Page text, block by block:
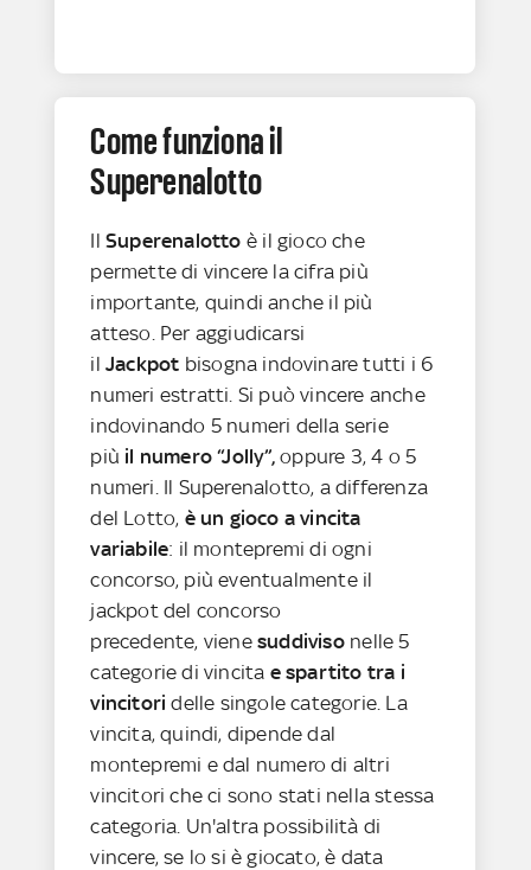
Come funziona il
Superenalotto
IlSuperenalotto è il gioco che
permette di vincere la cifra più
importante, quindi anche il più
atteso. Per aggiudicarsi
ilJackpot bisogna indovinare tutti i 6
numeri estratti. Si può vincere anche
indovinando 5 numeri della serie
più il numero “Jolly”,oppure 3, 4 o 5
numeri. Il Superenalotto, a differenza
del Lotto, è un gioco a vincita
variabile: il montepremi di ogni
concorso, più eventualmente il
jackpot del concorso
precedente, vienesuddivisonelle 5
categorie di vincita e spartito tra i
vincitoridelle singole categorie. La
vincita, quindi, dipende dal
montepremi e dal numero di altri
vincitori che ci sono stati nella stessa
categoria. Un'altra possibilità di
vincere, se lo si è giocato, è data